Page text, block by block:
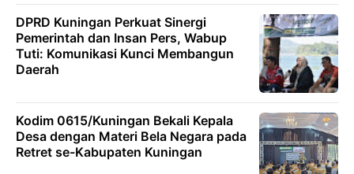
DPRD Kuningan Perkuat Sinergi
Pemerintah dan Insan Pers, Wabup
Tuti: Komunikasi Kunci Membangun
Daerah
Kodim 0615/Kuningan Bekali Kepala
Desa dengan Materi Bela Negara pada
Retret se-Kabupaten Kuningan